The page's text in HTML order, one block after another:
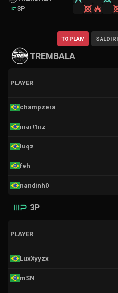
3P
TREMBALA
TOPLAM SALDIRI
PLAYER
champzera
mart1nz
luqz
feh
nandinh0
3P
PLAYER
LuxXyyzx
mSN